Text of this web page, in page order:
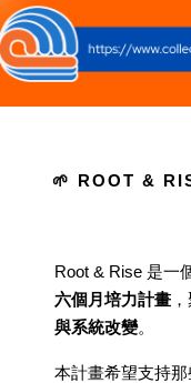
🌱 ROOT &
Root & Rise 是一
六個月培力計畫，
與系統改變。
本計畫希望支持那